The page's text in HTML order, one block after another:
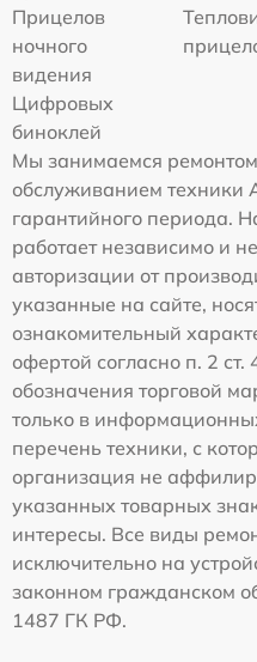
Прицелов
ночного
видения
Цифровых
биноклей
Мы занимаемся
обслуживанием техники
гарантийного периода.
работает независимо и
авторизации от
указанные на сайте,
ознакомительный
офертой согласно п. 2
обозначения торговой
только в
перечень техники, с
организация не
указанных товарных
интересы. Все виды
исключительно на
законном гражданском
1487 ГК РФ.